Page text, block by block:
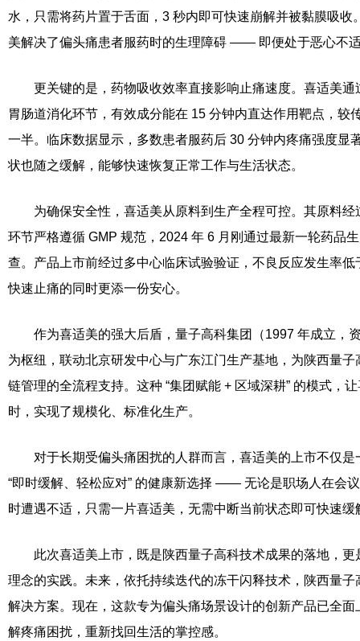
水，只需将药片置于舌面，3 秒内即可快速崩解并被黏膜吸收
美解决了偏头痛患者服药时的生理障碍 —— 即便处于恶心不
更关键的是，药物吸收效率直接影响止痛速度。喜适美
胃肠道消化环节，有效成分能在 15 分钟内直达作用靶点，较
一半。临床数据显示，多数患者服药后 30 分钟内疼痛强度显
状也随之缓解，能够快速恢复正常工作与生活状态。
为确保安全性，喜适美从原料到生产全程可控。其原料
环节严格遵循 GMP 规范，2024 年 6 月刚通过最新一轮药品
查。产品上市前经过多中心临床试验验证，不良反应发生率
快速止痛的同时更添一份安心。
作为喜适美的强大后盾，量子高科集团（1997 年成立，
为枢纽，联动北京研发中心与广东江门生产基地，为陕西量
链管理的全流程支持。这种 “集团赋能 + 区域深耕” 的模式，
时，实现了规模化、标准化生产。
对于长期受偏头痛困扰的人群而言，喜适美的上市不仅
“即时缓解、轻松应对” 的健康新选择 —— 无论是职场人在会
时遭遇不适，只需一片喜适美，无需中断当前状态即可快速缓
此次喜适美上市，既是陕西量子高科技术成果的落地，更
理念的实践。未来，依托持续迭代的冻干闪释技术，陕西量
解决方案。现在，这款专为偏头痛场景设计的创新产品已全
解疼痛困扰，重新找回生活的掌控感。